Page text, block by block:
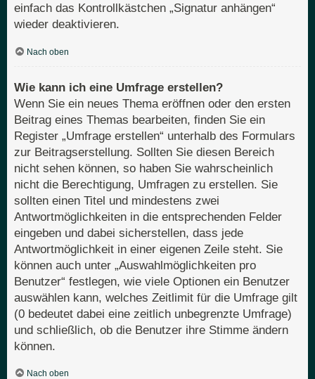
einfach das Kontrollkästchen „Signatur anhängen“
wieder deaktivieren.
Nach oben
Wie kann ich eine Umfrage erstellen?
Wenn Sie ein neues Thema eröffnen oder den ersten
Beitrag eines Themas bearbeiten, finden Sie ein
Register „Umfrage erstellen“ unterhalb des Formulars
zur Beitragserstellung. Sollten Sie diesen Bereich
nicht sehen können, so haben Sie wahrscheinlich
nicht die Berechtigung, Umfragen zu erstellen. Sie
sollten einen Titel und mindestens zwei
Antwortmöglichkeiten in die entsprechenden Felder
eingeben und dabei sicherstellen, dass jede
Antwortmöglichkeit in einer eigenen Zeile steht. Sie
können auch unter „Auswahlmöglichkeiten pro
Benutzer“ festlegen, wie viele Optionen ein Benutzer
auswählen kann, welches Zeitlimit für die Umfrage gilt
(0 bedeutet dabei eine zeitlich unbegrenzte Umfrage)
und schließlich, ob die Benutzer ihre Stimme ändern
können.
Nach oben